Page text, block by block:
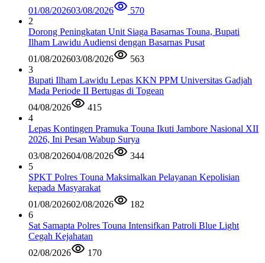
01/08/202603/08/2026
570
2
Dorong Peningkatan Unit Siaga Basarnas Touna, Bupati
Ilham Lawidu Audiensi dengan Basarnas Pusat
01/08/202603/08/2026
563
3
Bupati Ilham Lawidu Lepas KKN PPM Universitas Gadjah
Mada Periode II Bertugas di Togean
04/08/2026
415
4
Lepas Kontingen Pramuka Touna Ikuti Jambore Nasional XII
2026, Ini Pesan Wabup Surya
03/08/202604/08/2026
344
5
SPKT Polres Touna Maksimalkan Pelayanan Kepolisian
kepada Masyarakat
01/08/202602/08/2026
182
6
Sat Samapta Polres Touna Intensifkan Patroli Blue Light
Cegah Kejahatan
02/08/2026
170